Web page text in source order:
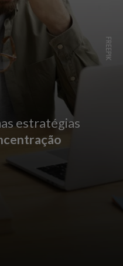
estratégias
FREEPIK